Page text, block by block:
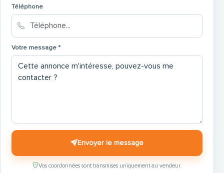
Téléphone
Votre message *
Envoyer le message
Vos coordonnées sont transmises uniquement au vendeur.